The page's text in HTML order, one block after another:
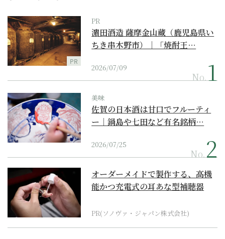
PR
PR
濵田酒造 薩摩金山蔵（鹿児島県い
ちき串木野市）｜「焼酎王…
2026/07/09
No.
美味
佐賀の日本酒は甘口でフルーティ
ー｜鍋島や七田など有名銘柄…
2026/07/25
No.
オーダーメイドで製作する、高機
能かつ充電式の耳あな型補聴器
PR(ソノヴァ・ジャパン株式会社)